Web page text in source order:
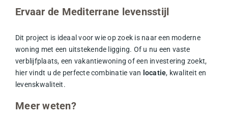
Ervaar de Mediterrane levensstijl
Dit project is ideaal voor wie op zoek is naar een moderne
woning met een uitstekende ligging. Of u nu een vaste
verblijfplaats, een vakantiewoning of een investering zoekt,
hier vindt u de perfecte combinatie van locatie, kwaliteit en
levenskwaliteit.
Meer weten?